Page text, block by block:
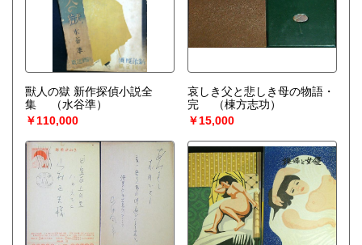
獸人の獄 新作探偵小説全
集
（水谷準）
￥110,000
哀しき父と悲しき母の物語・
完
（棟方志功）
￥15,000